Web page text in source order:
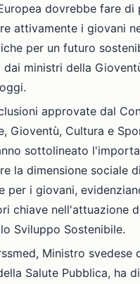
dovrebbe fare di
attivamente i giovani
per un futuro
ministri della
approvate dal
Gioventù, Cultura e
sottolineato
la dimensione sociale
per i giovani,
chiave nell'attuazione
Sviluppo Sostenibile.
Ministro svedese
Salute Pubblica, ha